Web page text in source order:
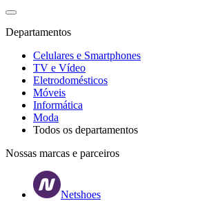
Departamentos
Celulares e Smartphones
TV e Vídeo
Eletrodomésticos
Móveis
Informática
Moda
Todos os departamentos
Nossas marcas e parceiros
Netshoes